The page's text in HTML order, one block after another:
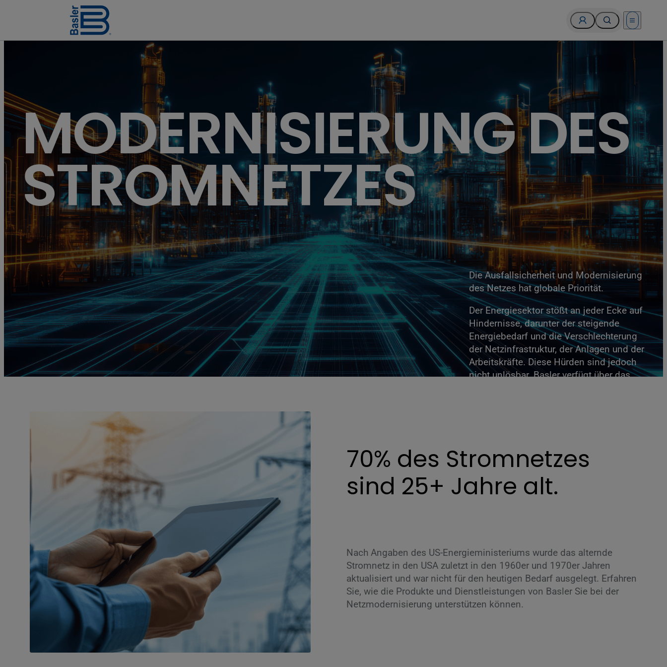
Open menu
MODERNISIERUNG DES
STROMNETZES
Die Ausfallsicherheit und Modernisierung
des Netzes hat globale Priorität.
Der Energiesektor stößt an jeder Ecke auf
Hindernisse, darunter der steigende
Energiebedarf und die Verschlechterung
der Netzinfrastruktur, der Anlagen und der
Arbeitskräfte. Diese Hürden sind jedoch
nicht unlösbar. Basler verfügt über das
70% des Stromnetzes
sind 25+ Jahre alt.
Nach Angaben des US-Energieministeriums wurde das alternde
Stromnetz in den USA zuletzt in den 1960er und 1970er Jahren
aktualisiert und war nicht für den heutigen Bedarf ausgelegt. Erfahren
Sie, wie die Produkte und Dienstleistungen von Basler Sie bei der
Netzmodernisierung unterstützen können.